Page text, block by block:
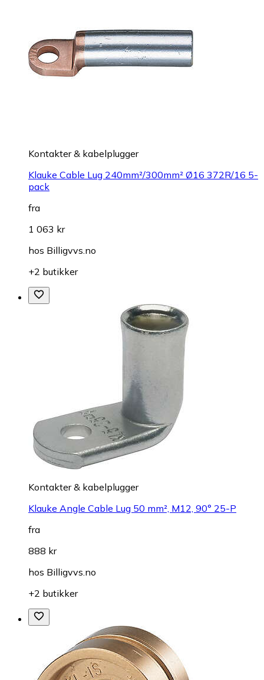
Kontakter & kabelplugger
Klauke Cable Lug 240mm²/300mm² Ø16 372R/16 5-
pack
fra
1 063 kr
hos Billigvvs.no
+2 butikker
Kontakter & kabelplugger
Klauke Angle Cable Lug 50 mm², M12, 90° 25-P
fra
888 kr
hos Billigvvs.no
+2 butikker